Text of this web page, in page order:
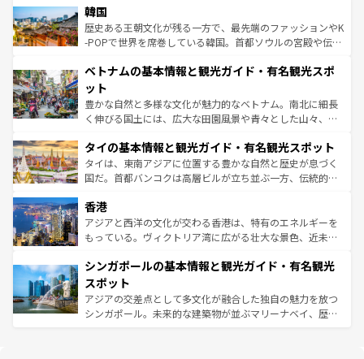
はコンテンツ一覧
いる。アクティビティも充実しており、サーフィンやダイ
ビング、ハイキングなど、アウトドア好きにはたまらな
い。オーストラリアの多彩な魅力を存分に味わいつくそ
参照してほしい。
ン）、静ひつな山岳地帯である台湾東部など、都市の喧騒
と山間の静けさが共存しており、訪れる人に新しい発見と
驚きをもたらしてくれる。また、奥深い台湾の食文化も魅
容にもいいと評判のスイーツなど、バラエティ豊かな料理
照してほしい。
韓国
歴史ある王朝文化が残る一方で、最先端のファッションやK
-POPで世界を席巻している韓国。首都ソウルの宮殿や伝統
き、地方に足を延ばせば四季折々の自然美を楽しむことが
できる。そして、キムチや焼肉、絶品のストリートフード
まで、さまざまな韓国料理が待っている。夜には、韓国な
らではのナイトライフも堪能できる。あたたかいホスピタ
わってみてほしい。 なお、新着の韓国情報はコンテンツ一
覧 を参照してほしい。
ベトナムの基本情報と観光ガイド・有名観光スポ
ット
豊かな自然と多様な文化が魅力的なベトナム。南北に細長
く伸びる国土には、広大な田園風景や青々とした山々、世
急速な発展と共に伝統が息づく。ハノイの古い町並みやホ
ーチミン市のフランス統治時代の建物も、独特の雰囲気を
醸し出している。また、バラエティの豊かさとおいしさで
とつ。フォーやバインミー、ベトナムコーヒーなどは、ぜ
ひ現地で味わいたい。どの地域を訪れてもあたたかい人々
が旅行者を迎えてくれるので、きっと忘れられない旅にな
参照してほしい。
タイの基本情報と観光ガイド・有名観光スポット
タイは、東南アジアに位置する豊かな自然と歴史が息づく
国だ。首都バンコクは高層ビルが立ち並ぶ一方、伝統的な
の活気が交差している。北部ではチェンマイなどの山岳地
帯で自然と触れ合い、南部ではプーケットやクラビの美し
いビーチでリゾート気分を楽しむことができる。タイ料理
激する。気候は一年中温暖で、どの季節にも異なる楽しみ
が待っている。親しみやすいタイの人々、仏教を中心とし
た文化、そして多様な観光資源が、訪れる旅人を魅了し続
ける。 なお、新着のタイ情報はコンテンツ一覧を参照して
香港
アジアと西洋の文化が交わる香港は、特有のエネルギーを
もっている。ヴィクトリア湾に広がる壮大な景色、近未来
み、どこを訪れても感動するはず。観光スポットが密集し
ており、効率よく見どころを回れるのも魅力。息をのむよ
うな絶景から文化的な体験まで、香港を存分に楽しみ尽く
そう。 なお、新着の香港情報はコンテンツ一覧を参照して
シンガポールの基本情報と観光ガイド・有名観光
スポット
アジアの交差点として多文化が融合した独自の魅力を放つ
シンガポール。未来的な建築物が並ぶマリーナベイ、歴史